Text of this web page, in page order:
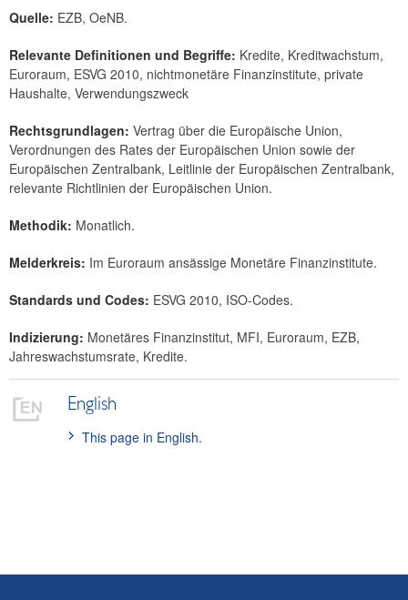
SDDS Plus
Sparzinsen Österreich
Quelle: EZB, OeNB.
Relevante Definitionen und Begriffe: Kredite, Kreditwachstum,
Euroraum, ESVG 2010, nichtmonetäre Finanzinstitute, private
Haushalte, Verwendungszweck
Rechtsgrundlagen: Vertrag über die Europäische Union,
Verordnungen des Rates der Europäischen Union sowie der
Europäischen Zentralbank, Leitlinie der Europäischen Zentralbank,
relevante Richtlinien der Europäischen Union.
Methodik: Monatlich.
Melderkreis: Im Euroraum ansässige Monetäre Finanzinstitute.
Standards und Codes: ESVG 2010, ISO-Codes.
Indizierung: Monetäres Finanzinstitut, MFI, Euroraum, EZB,
Jahreswachstumsrate, Kredite.
English
This page in English.